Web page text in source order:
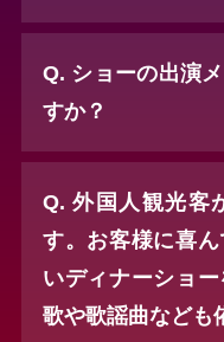
Q. ショーの出演
すか？
Q. 外国人観光客
す。お客様に喜
いディナーショ
歌や歌謡曲なども